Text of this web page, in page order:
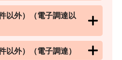
以外）（電子調達以
以外）（電子調達）